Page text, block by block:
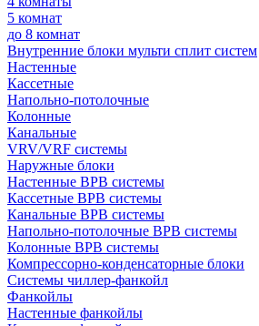
5 комнат
до 8 комнат
Внутренние блоки мульти сплит систем
Настенные
Кассетные
Напольно-потолочные
Колонные
Канальные
VRV/VRF системы
Наружные блоки
Настенные ВРВ системы
Кассетные ВРВ системы
Канальные ВРВ системы
Напольно-потолочные ВРВ системы
Колонные ВРВ системы
Компрессорно-конденсаторные блоки
Системы чиллер-фанкойл
Фанкойлы
Настенные фанкойлы